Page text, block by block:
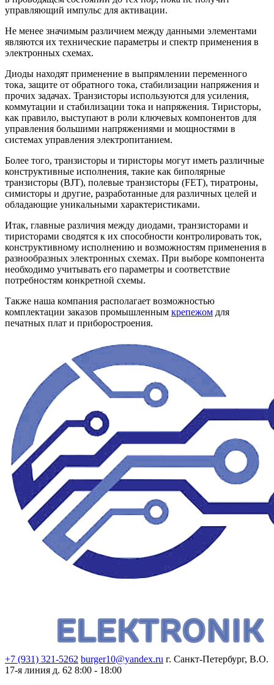
управляющий импульс для активации.
Не менее значимым различием между данными элементами
являются их технические параметры и спектр применения в
электронных схемах.
Диоды находят применение в выпрямлении переменного
тока, защите от обратного тока, стабилизации напряжения и
прочих задачах. Транзисторы используются для усиления,
коммутации и стабилизации тока и напряжения. Тиристоры,
как правило, выступают в роли ключевых компонентов для
управления большими напряжениями и мощностями в
системах управления электропитанием.
Более того, транзисторы и тиристоры могут иметь различные
конструктивные исполнения, такие как биполярные
транзисторы (BJT), полевые транзисторы (FET), тиратроны,
симисторы и другие, разработанные для различных целей и
обладающие уникальными характеристиками.
Итак, главные различия между диодами, транзисторами и
тиристорами сводятся к их способности контролировать ток,
конструктивному исполнению и возможностям применения в
разнообразных электронных схемах. При выборе компонента
необходимо учитывать его параметры и соответствие
потребностям конкретной схемы.
Также наша компания располагает возможностью
комплектации заказов промышленным крепежом для
печатных плат и приборостроения.
+7 (931) 321-5262 burger10@yandex.ru г. Санкт-Петербург, В.О.
17-я линия д. 62 8:00 - 18:00